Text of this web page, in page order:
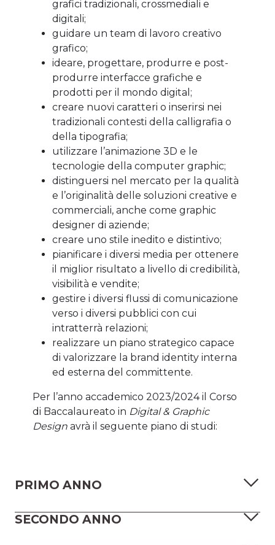
grafici tradizionali, crossmediali e
digitali;
guidare un team di lavoro creativo
grafico;
ideare, progettare, produrre e post-
produrre interfacce grafiche e
prodotti per il mondo digital;
creare nuovi caratteri o inserirsi nei
tradizionali contesti della calligrafia o
della tipografia;
utilizzare l’animazione 3D e le
tecnologie della computer graphic;
distinguersi nel mercato per la qualità
e l’originalità delle soluzioni creative e
commerciali, anche come graphic
designer di aziende;
creare uno stile inedito e distintivo;
pianificare i diversi media per ottenere
il miglior risultato a livello di credibilità,
visibilità e vendite;
gestire i diversi flussi di comunicazione
verso i diversi pubblici con cui
intratterrà relazioni;
realizzare un piano strategico capace
di valorizzare la brand identity interna
ed esterna del committente.
Per l’anno accademico 2023/2024 il Corso
di Baccalaureato in Digital & Graphic
Designavrà il seguente piano di studi:
PRIMO ANNO
SECONDO ANNO